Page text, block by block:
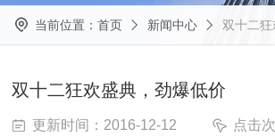
当前位置： 首页 新闻中心 双十二
双十二狂欢盛典，劲爆低价
更新时间：2016-12-12 点击